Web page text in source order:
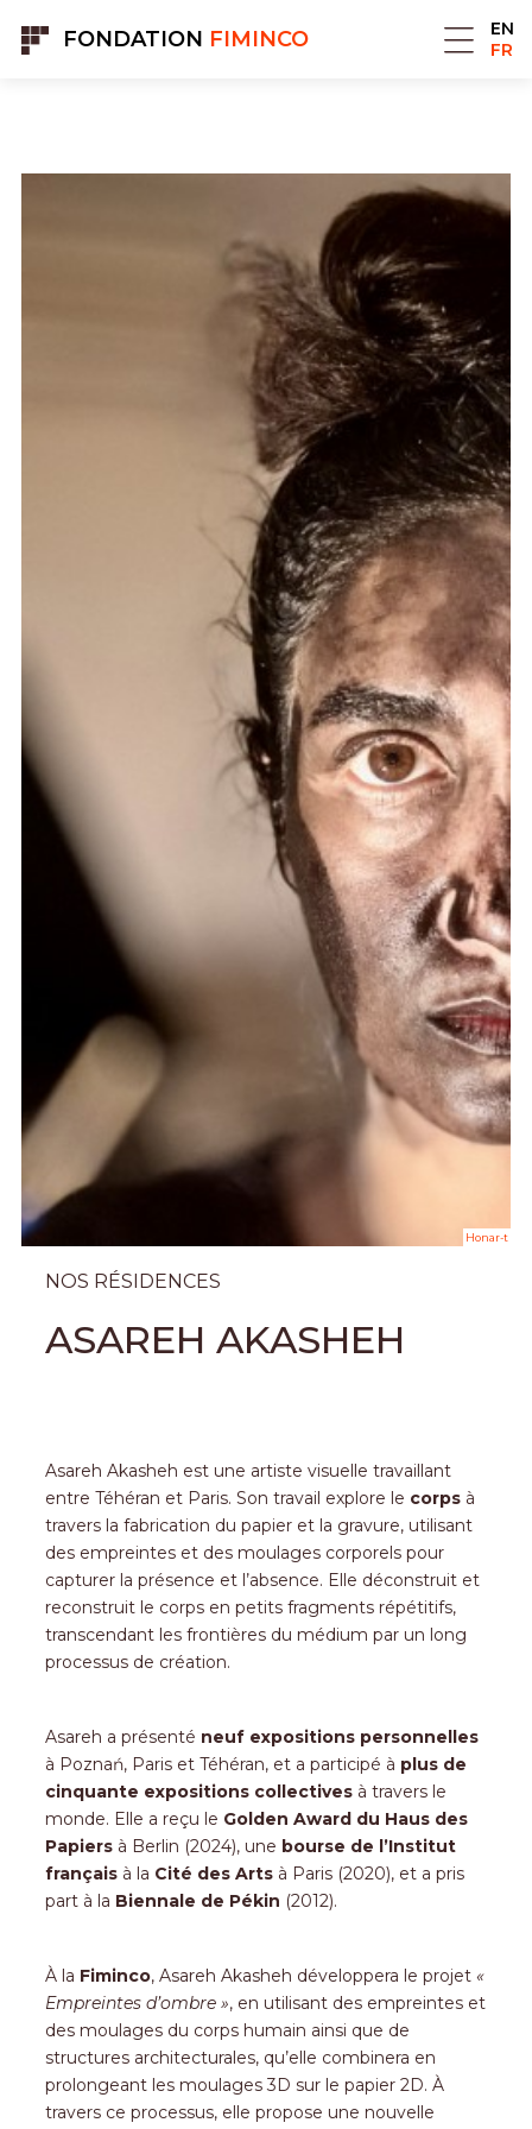
FONDATION FIMINCO
EN
FR
Honar-t
NOS RÉSIDENCES
ASAREH AKASHEH
Asareh Akasheh est une artiste visuelle travaillant
entre Téhéran et Paris. Son travail explore le corpsà
travers la fabrication du papier et la gravure, utilisant
des empreintes et des moulages corporels pour
capturer la présence et l’absence. Elle déconstruit et
reconstruit le corps en petits fragments répétitifs,
transcendant les frontières du médium par un long
processus de création.
Asareh a présenté neuf expositions personnelles
à Poznań, Paris et Téhéran, et a participé à plus de
cinquante expositions collectivesà travers le
monde. Elle a reçu le Golden Award du Haus des
Papiersà Berlin (2024), une bourse de l’Institut
françaisà la Cité des Artsà Paris (2020), et a pris
part à la Biennale de Pékin (2012).
À la Fiminco, Asareh Akasheh développera le projet «
Empreintes d’ombre », en utilisant des empreintes et
des moulages du corps humain ainsi que de
structures architecturales, qu’elle combinera en
prolongeant les moulages 3D sur le papier 2D. À
travers ce processus, elle propose une nouvelle